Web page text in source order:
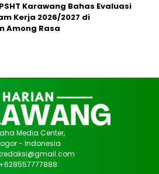
Karawang Bahas Evaluasi
Kerja 2026/2027 di
Among Rasa
Media Center,
- Indonesia
+628557777888